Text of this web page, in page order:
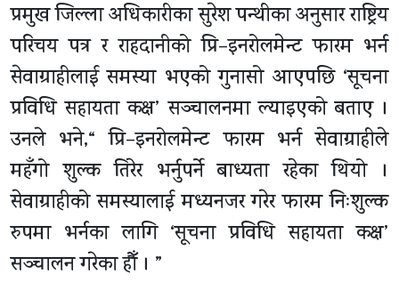
प्रमुख जिल्ला अधिकारीका सुरेश पन्थीका अनुसार राष्ट्रिय
परिचय पत्र र राहदानीको प्रि–इनरोलमेन्ट फारम भर्न
सेवाग्राहीलाई समस्या भएको गुनासो आएपछि ‘सूचना
प्रविधि सहायता कक्ष’ सञ्चालनमा ल्याइएको बताए ।
उनले भने,“ प्रि–इनरोलमेन्ट फारम भर्न सेवाग्राहीले
महँगो शुल्क तिरेर भर्नुपर्ने बाध्यता रहेका थियो ।
सेवाग्राहीको समस्यालाई मध्यनजर गरेर फारम निःशुल्क
रुपमा भर्नका लागि ‘सूचना प्रविधि सहायता कक्ष’
सञ्चालन गरेका हौँ । ”